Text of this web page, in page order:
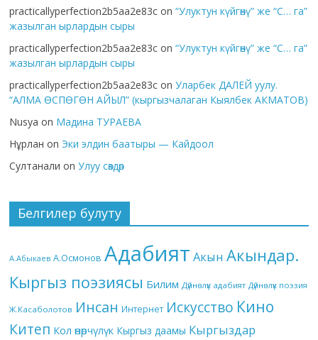
practicallyperfection2b5aa2e83c on“Улуктун күйгөнү” же “С… га”
жазылган ырлардын сыры
practicallyperfection2b5aa2e83c on“Улуктун күйгөнү” же “С… га”
жазылган ырлардын сыры
practicallyperfection2b5aa2e83c onУларбек ДАЛЕЙ уулу.
“АЛМА ӨСПӨГӨН АЙЫЛ” (кыргызчалаган Кыялбек АКМАТОВ)
Nusya on Мадина ТУРАЕВА
Нұрлан on Эки элдин баатыры — Кайдоол
Султанали onУлуу сөздөр
Белгилер булуту
А.Абыкаев А.Осмонов Адабият Акын Акындар.
Кыргыз поэзиясы Билим Дүйнөлүк адабият Дүйнөлүк поэзия
Ж.Касаболотов Инсан Интернет Искусство Кино
Китеп Кол өнөрчүлүк Кыргыз даамы Кыргыздар